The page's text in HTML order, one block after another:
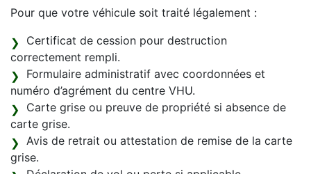
Pour que votre véhicule soit traité légalement :
Certificat de cession pour destruction
correctement rempli.
Formulaire administratif avec coordonnées et
numéro d’agrément du centre VHU.
Carte grise ou preuve de propriété si absence de
carte grise.
Avis de retrait ou attestation de remise de la carte
grise.